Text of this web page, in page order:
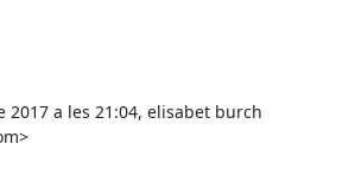
2017 a les 21:04, elisabet burch